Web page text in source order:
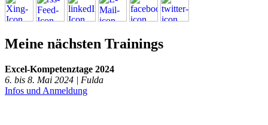
Meine nächsten Trainings
Excel-Kompetenztage 2024
6. bis 8. Mai 2024 | Fulda
Infos und Anmeldung